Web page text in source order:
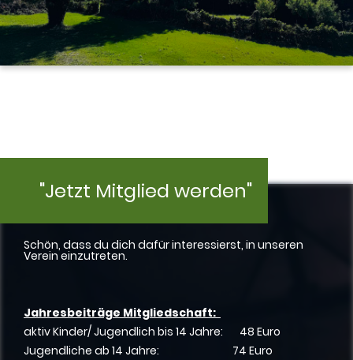
Vorstand
Sponsoren
"Jetzt Mitglied werden"
Schön, dass du dich dafür interessierst, in unseren
Verein einzutreten.
Jahresbeiträge Mitgliedschaft:
aktiv Kinder/ Jugendlich bis 14 Jahre: 48 Euro
Jugendliche ab 14 Jahre: 74 Euro